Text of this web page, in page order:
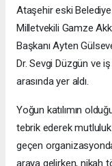
Ataşehir eski
Milletvekili Gamze
Başkanı Ayten
Dr. Sevgi Düzgün ve
arasında yer aldı.
Yoğun katılımın
tebrik ederek
geçen
araya gelirken, nikah